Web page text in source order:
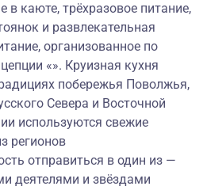
в каюте, трёхразовое питание,
и развлекательная
организованное по
«». Круизная кухня
побережья Поволжья,
Севера и Восточной
используются свежие
регионов
отправиться в один из —
деятелями и звёздами